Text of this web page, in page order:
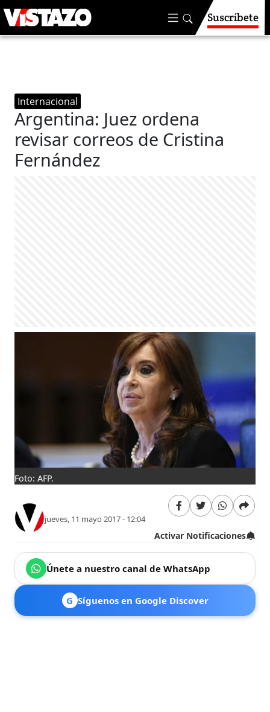
Suscríbete
Internacional
Argentina: Juez ordena
revisar correos de Cristina
Fernández
Foto: AFP.
jueves, 11 mayo 2017 - 12:04
Activar Notificaciones
Únete a nuestro canal de WhatsApp
G Síguenos en Google Discover